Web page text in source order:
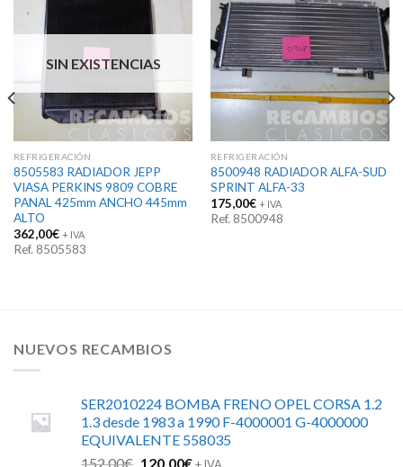
SIN EXISTENCIAS
REFRIGERACIÓN
8505583 RADIADOR JEPP
VIASA PERKINS 9809 COBRE
PANAL 425mm ANCHO 445mm
ALTO
362,00€ + IVA
Ref. 8505583
REFRIGERACIÓN
8500948 RADIADOR ALFA-SUD
SPRINT ALFA-33
175,00€ + IVA
Ref. 8500948
NUEVOS RECAMBIOS
SER2010224 BOMBA FRENO OPEL CORSA 1.2
1.3 desde 1983 a 1990 F-4000001 G-4000000
EQUIVALENTE 558035
152,00€ El
120,00€El